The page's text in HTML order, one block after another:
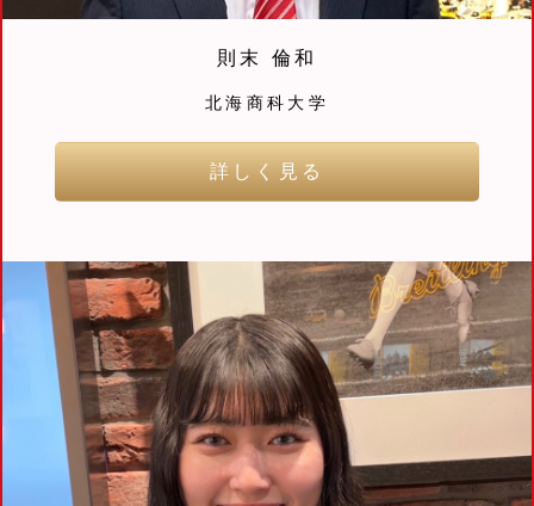
則末 倫和
北海商科大学
詳しく見る